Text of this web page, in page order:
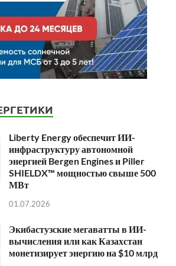
Liberty Energy обеспечит ИИ-
инфраструктуру автономной
энергией Bergen Engines и Piller
SHIELDX™ мощностью свыше 500
МВт
01.07.2026
Экибастузские мегаватты в ИИ-
вычисления или как Казахстан
монетизирует энергию на $10 млрд